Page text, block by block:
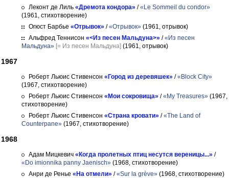
Леконт де Лиль «Дремота кондора» /«Le Sommeil du condor»
(1961, стихотворение)
Огюст Барбье «Отрывок» /«Отрывок» (1961, отрывок)
Альфред Теннисон «<Из песен Мальдуна>» /«Из песен
Мальдуна» [= Из песен Мальдуна] (1961, отрывок)
1967
Роберт Льюис Стивенсон «Город из деревяшек» /«Block City»
(1967, стихотворение)
Роберт Льюис Стивенсон «Мои сокровища» /«My Treasures» (1967,
стихотворение)
Роберт Льюис Стивенсон «Страна кровати» /«The Land of
Counterpane» (1967, стихотворение)
1968
Адам Мицкевич «Когда пролетных птиц несутся вереницы...» /
«Do imionnika panny Jaenisch» (1968, стихотворение)
Анри де Ренье «На отмели» /«Sur la grève» (1968, стихотворение)